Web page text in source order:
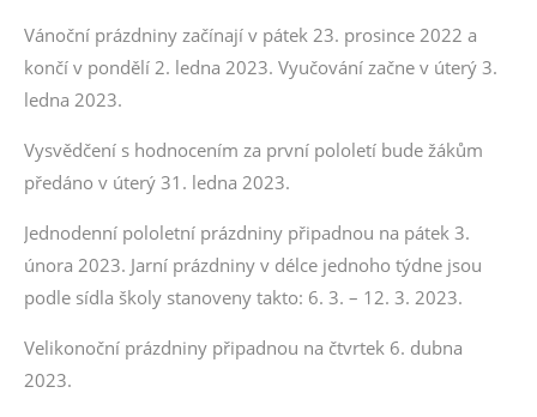
Vánoční prázdniny začínají v pátek 23. prosince 2022 a
končí v pondělí 2. ledna 2023. Vyučování začne v úterý 3.
ledna 2023.
Vysvědčení s hodnocením za první pololetí bude žákům
předáno v úterý 31. ledna 2023.
Jednodenní pololetní prázdniny připadnou na pátek 3.
února 2023. Jarní prázdniny v délce jednoho týdne jsou
podle sídla školy stanoveny takto: 6. 3. – 12. 3. 2023.
Velikonoční prázdniny připadnou na čtvrtek 6. dubna
2023.